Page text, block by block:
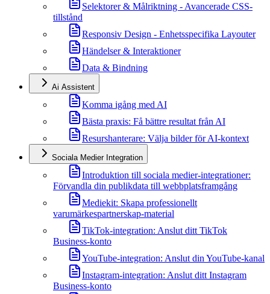
Selektorer & Målriktning - Avancerade CSS-
tillstånd
Responsiv Design - Enhetsspecifika Layouter
Händelser & Interaktioner
Data & Bindning
Ai Assistent
Komma igång med AI
Bästa praxis: Få bättre resultat från AI
Resurshanterare: Välja bilder för AI-kontext
Sociala Medier Integration
Introduktion till sociala medier-integrationer:
Förvandla din publikdata till webbplatsframgång
Mediekit: Skapa professionellt
varumärkespartnerskap-material
TikTok-integration: Anslut ditt TikTok
Business-konto
YouTube-integration: Anslut din YouTube-kanal
Instagram-integration: Anslut ditt Instagram
Business-konto